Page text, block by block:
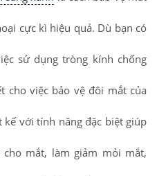
cực kì hiệu quả. Dù bạn có
sử dụng tròng kính chống
cho việc bảo vệ đôi mắt của
kế với tính năng đặc biệt giúp
mắt, làm giảm mỏi mắt,